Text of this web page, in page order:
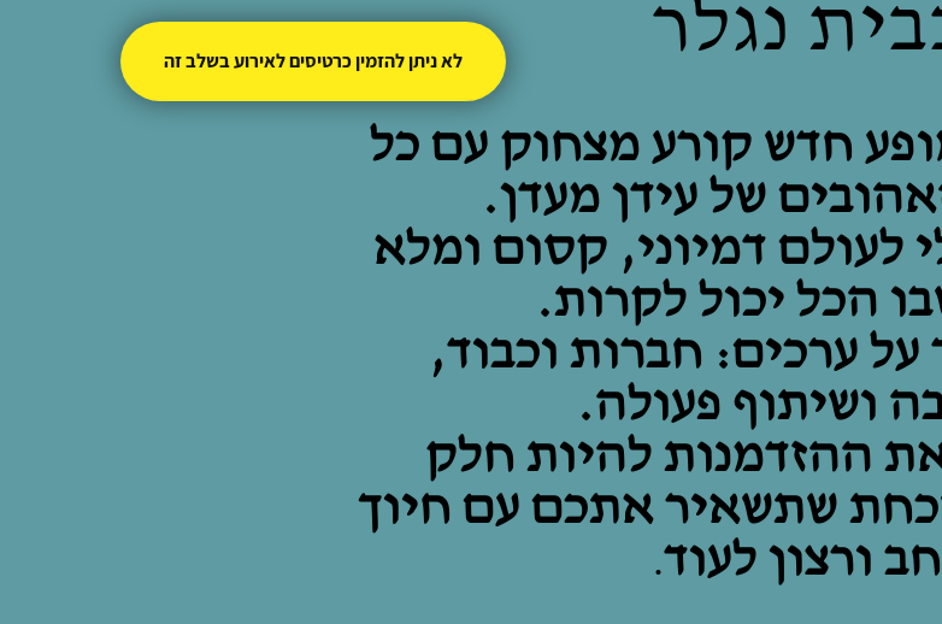
נגלר
חדש קורע מצחוק עם כל
של עידן מעדן.
לעולם דמיוני, קסום ומלא
הכל יכול לקרות.
ערכים: חברות וכבוד,
ושיתוף פעולה.
ההזדמנות להיות חלק
שתשאיר אתכם עם חיוך
ורצון לעוד.
לא ניתן להזמין כרטיסים לאירוע בשלב זה